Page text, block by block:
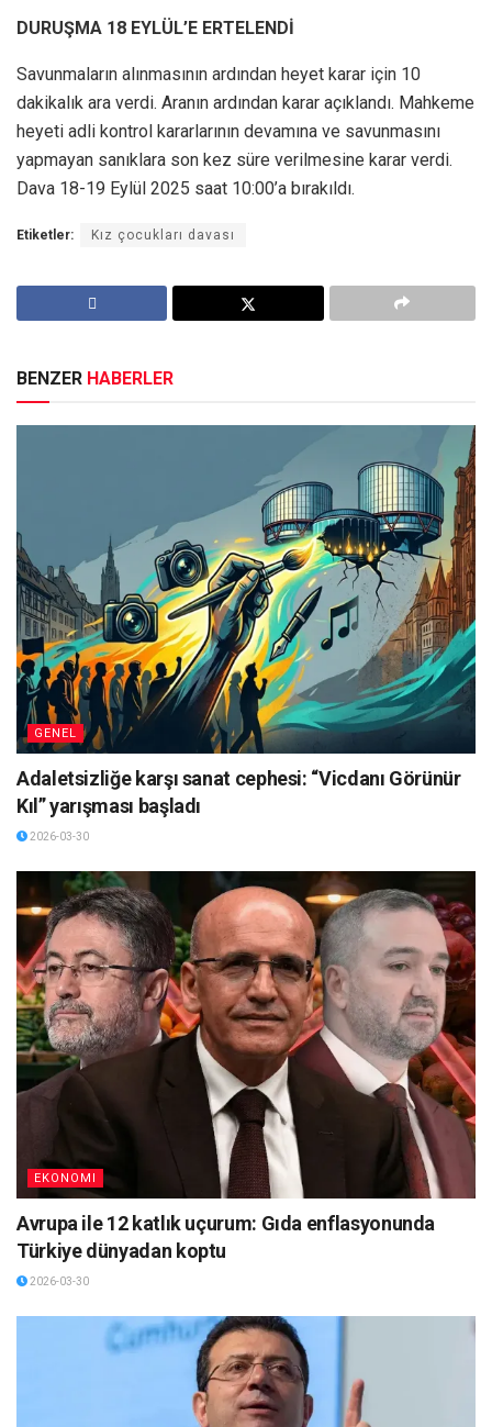
DURUŞMA 18 EYLÜL’E ERTELENDİ
Savunmaların alınmasının ardından heyet karar için 10
dakikalık ara verdi. Aranın ardından karar açıklandı. Mahkeme
heyeti adli kontrol kararlarının devamına ve savunmasını
yapmayan sanıklara son kez süre verilmesine karar verdi.
Dava 18-19 Eylül 2025 saat 10:00’a bırakıldı.
Etiketler: Kız çocukları davası
BENZER HABERLER
GENEL
Adaletsizliğe karşı sanat cephesi: “Vicdanı Görünür
Kıl” yarışması başladı
2026-03-30
EKONOMI
Avrupa ile 12 katlık uçurum: Gıda enflasyonunda
Türkiye dünyadan koptu
2026-03-30